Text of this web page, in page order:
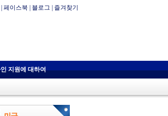
페이스북 블로그 즐겨찾기
지원에 대하여